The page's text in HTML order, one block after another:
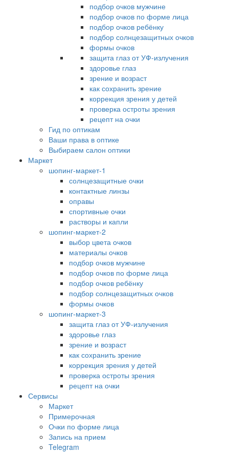
подбор очков мужчине
подбор очков по форме лица
подбор очков ребёнку
подбор солнцезащитных очков
формы очков
защита глаз от УФ-излучения
здоровье глаз
зрение и возраст
как сохранить зрение
коррекция зрения у детей
проверка остроты зрения
рецепт на очки
Гид по оптикам
Ваши права в оптике
Выбираем салон оптики
Маркет
шопинг-маркет-1
солнцезащитные очки
контактные линзы
оправы
спортивные очки
растворы и капли
шопинг-маркет-2
выбор цвета очков
материалы очков
подбор очков мужчине
подбор очков по форме лица
подбор очков ребёнку
подбор солнцезащитных очков
формы очков
шопинг-маркет-3
защита глаз от УФ-излучения
здоровье глаз
зрение и возраст
как сохранить зрение
коррекция зрения у детей
проверка остроты зрения
рецепт на очки
Сервисы
Маркет
Примерочная
Очки по форме лица
Запись на прием
Telegram